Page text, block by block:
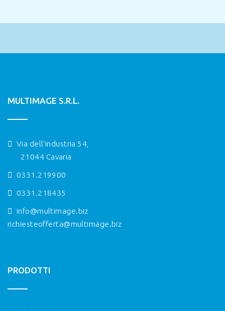
MULTIMAGE S.R.L.
Via dell'Industria 54,
21044 Cavaria
0331.219900
0331.218435
info@multimage.biz
richiesteofferta@multimage.biz
PRODOTTI